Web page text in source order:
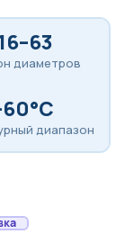
диаметров
диапазон